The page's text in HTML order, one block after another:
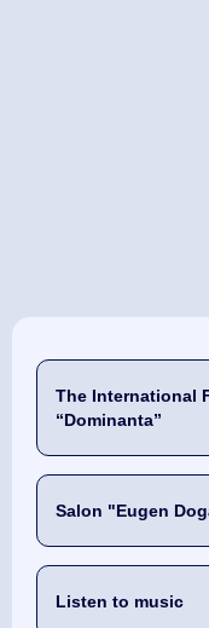
The International
“Dominanta”
Salon "Eugen
Listen to music